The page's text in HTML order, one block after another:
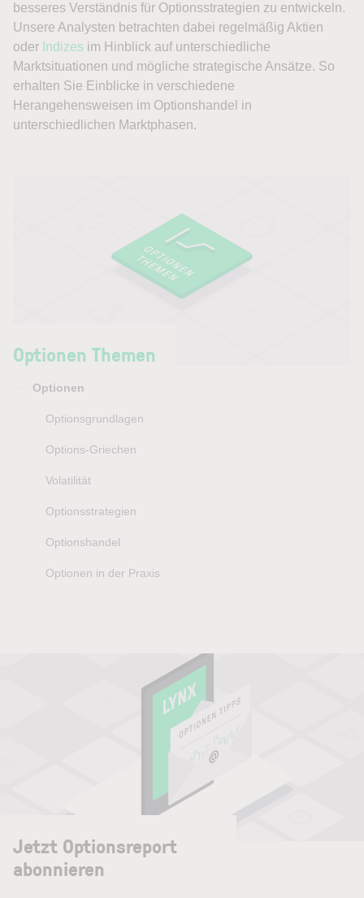
besseres Verständnis für Optionsstrategien zu entwickeln.
Unsere Analysten betrachten dabei regelmäßig Aktien
oder Indizes im Hinblick auf unterschiedliche
Marktsituationen und mögliche strategische Ansätze. So
erhalten Sie Einblicke in verschiedene
Herangehensweisen im Optionshandel in
unterschiedlichen Marktphasen.
Optionen Themen
Optionen
Optionsgrundlagen
Options-Griechen
Volatilität
Optionsstrategien
Optionshandel
Optionen in der Praxis
Jetzt Optionsreport
abonnieren